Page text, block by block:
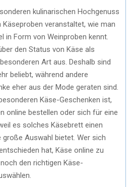
kulinarischen Hochgenuss
Käseproben veranstaltet, wie man
in Form von Weinproben kennt.
den Status von Käse als
Art aus. Deshalb sind
beliebt, während andere
eher aus der Mode geraten sind.
Käse-Geschenken ist,
online bestellen oder sich für eine
es solches Käsebrett einen
große Auswahl bietet. Wer sich
hat, Käse online zu
den richtigen Käse-